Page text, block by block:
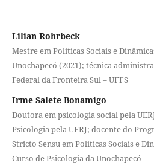
Lilian Rohrbeck
Mestre em Políticas Sociais e
Unochapecó (2021); técnica
Federal da Fronteira Sul – UFFS
Irme Salete Bonamigo
Doutora em psicologia social pela
Psicologia pela UFRJ; docente do
Stricto Sensu em Políticas Sociais e
Curso de Psicologia da Unochapecó